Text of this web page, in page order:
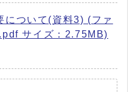
について(資料3) (ファ
サイズ：2.75MB)